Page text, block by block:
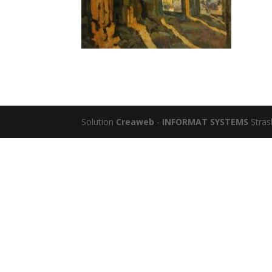
Solution Creaweb - INFORMAT SYSTEMS